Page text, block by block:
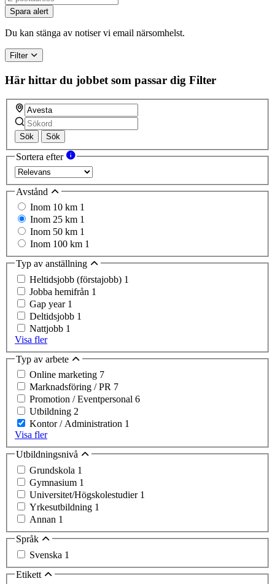
Spara alert
Du kan stänga av notiser vi email närsomhelst.
Filter
Här hittar du jobbet som passar dig Filter
Sök Sök
Sortera efter
Avstånd
Inom 10 km 1
Inom 25 km 1
Inom 50 km 1
Inom 100 km 1
Typ av anställning
Heltidsjobb (förstajobb) 1
Jobba hemifrån 1
Gap year 1
Deltidsjobb 1
Nattjobb 1
Visa fler
Typ av arbete
Online marketing 7
Marknadsföring / PR 7
Promotion / Eventpersonal 6
Utbildning 2
Kontor / Administration 1
Visa fler
Utbildningsnivå
Grundskola 1
Gymnasium 1
Universitet/Högskolestudier 1
Yrkesutbildning 1
Annan 1
Språk
Svenska 1
Etikett